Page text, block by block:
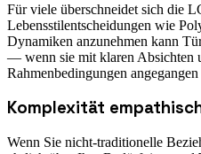
Für viele überschneidet sich die
Lebensstilentscheidungen wie
Dynamiken anzunehmen kann
— wenn sie mit klaren Absichten
Rahmenbedingungen
Komplexität
Wenn Sie nicht-traditionelle